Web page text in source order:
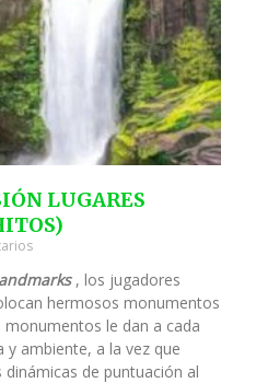
LUGARES
, los jugadores
hermosos monumentos
monumentos le dan a cada
y ambiente, a la vez que
de puntuación al